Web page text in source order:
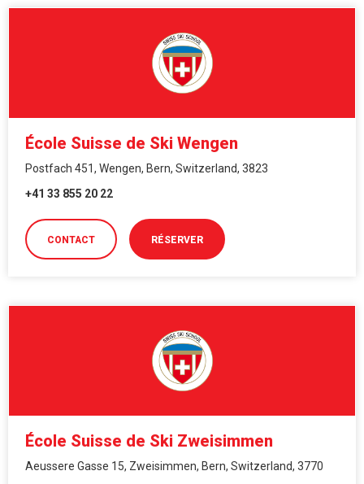
École Suisse de Ski Wengen
Postfach 451, Wengen, Bern, Switzerland, 3823
+41 33 855 20 22
CONTACT RÉSERVER
École Suisse de Ski Zweisimmen
Aeussere Gasse 15, Zweisimmen, Bern, Switzerland, 3770